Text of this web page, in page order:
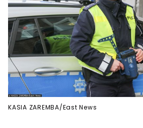
KASIA ZAREMBA/East News